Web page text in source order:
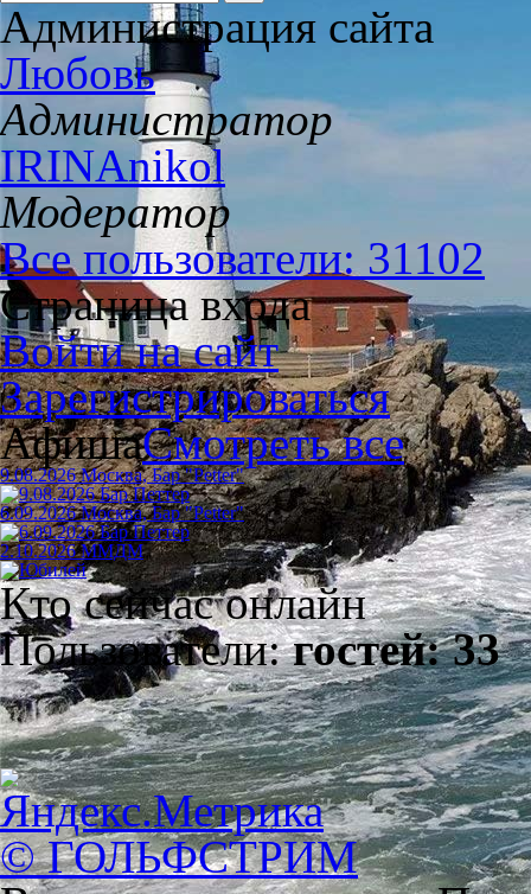
Администрация сайта
Любовь
Администратор
IRINAnikol
Модератор
Все пользователи: 31102
Страница входа
Войти на сайт
Зарегистрироваться
АфишаСмотреть все
9.08.2026 Москва, Бар "Petter"
6.09.2026 Москва, Бар "Petter"
2.10.2026 ММДМ
Кто сейчас онлайн
Пользователи:гостей: 33
© ГОЛЬФСТРИМ